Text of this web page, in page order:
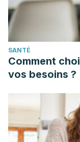
SANTÉ
Comment
vos besoins ?